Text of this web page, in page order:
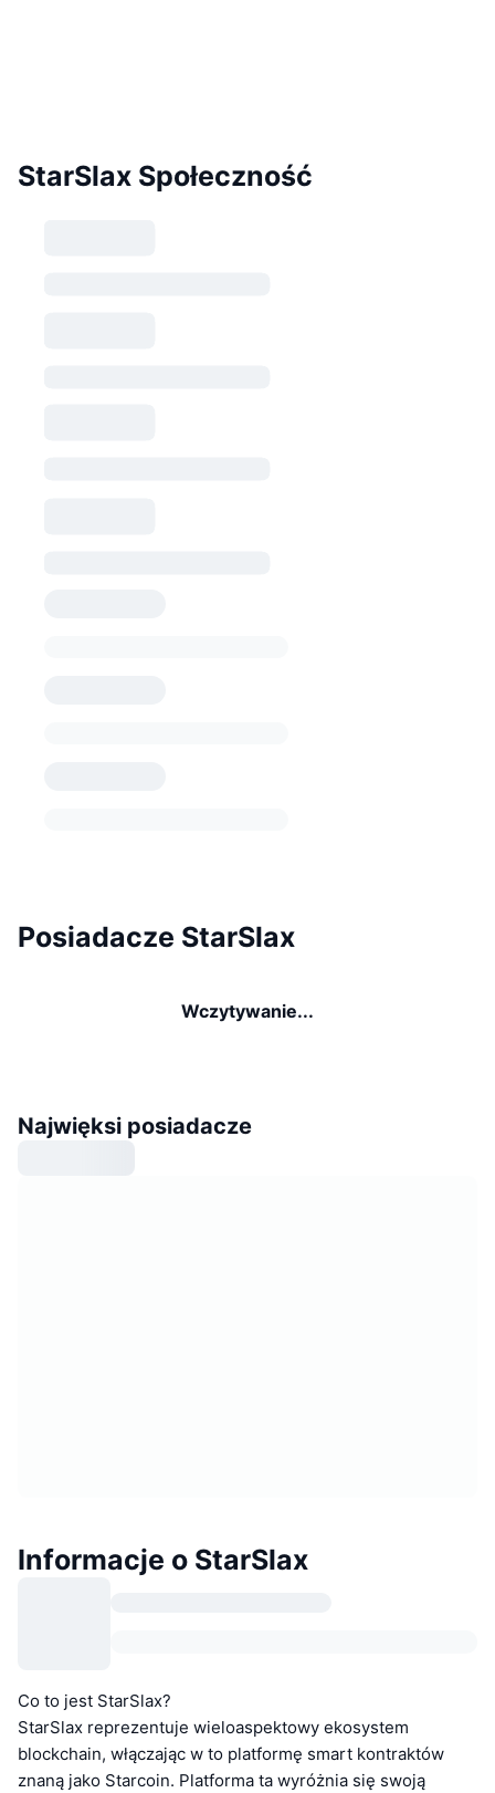
StarSlax Społeczność
Posiadacze StarSlax
Wczytywanie...
Najwięksi posiadacze
Informacje o StarSlax
Co to jest StarSlax?
StarSlax reprezentuje wieloaspektowy ekosystem
blockchain, włączając w to platformę smart kontraktów
znaną jako Starcoin. Platforma ta wyróżnia się swoją